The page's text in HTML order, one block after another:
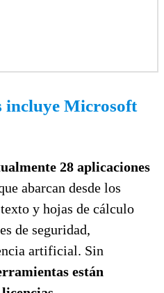
incluye Microsoft
28 aplicaciones
abarcan desde los
y hojas de cálculo
de seguridad,
artificial. Sin
están